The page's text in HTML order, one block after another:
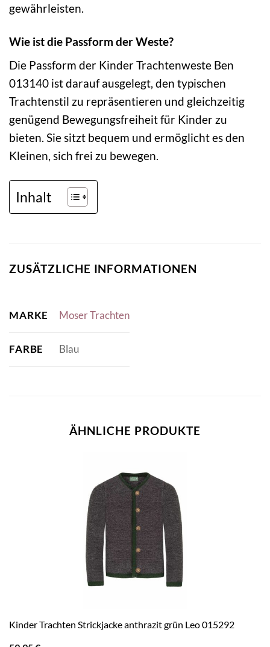
gewährleisten.
Wie ist die Passform der Weste?
Die Passform der Kinder Trachtenweste Ben
013140 ist darauf ausgelegt, den typischen
Trachtenstil zu repräsentieren und gleichzeitig
genügend Bewegungsfreiheit für Kinder zu
bieten. Sie sitzt bequem und ermöglicht es den
Kleinen, sich frei zu bewegen.
Inhalt
ZUSÄTZLICHE INFORMATIONEN
MARKE Moser Trachten
FARBE Blau
ÄHNLICHE PRODUKTE
Kinder Trachten Strickjacke anthrazit grün Leo 015292